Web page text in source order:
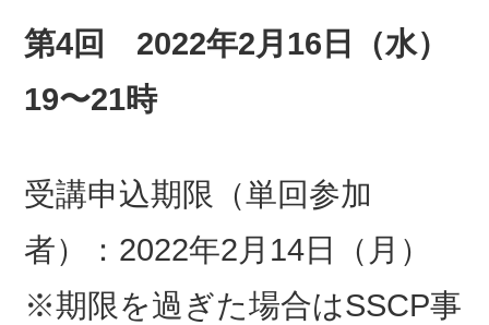
第4回 2022年2月16日（水）
19〜21時
受講申込期限（単回参加
者）：2022年2月14日（月）
※期限を過ぎた場合はSSCP事